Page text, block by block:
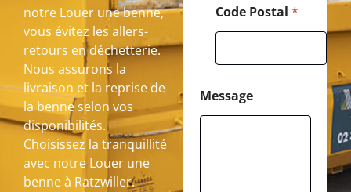
notre Louer une benne,
vous évitez les allers-
retours en déchetterie.
Nous assurons la
livraison et la reprise de
la benne selon vos
disponibilités.
Choisissez la tranquillité
avec notre Louer une
benne à Ratzwiller.
Code Postal *
Message